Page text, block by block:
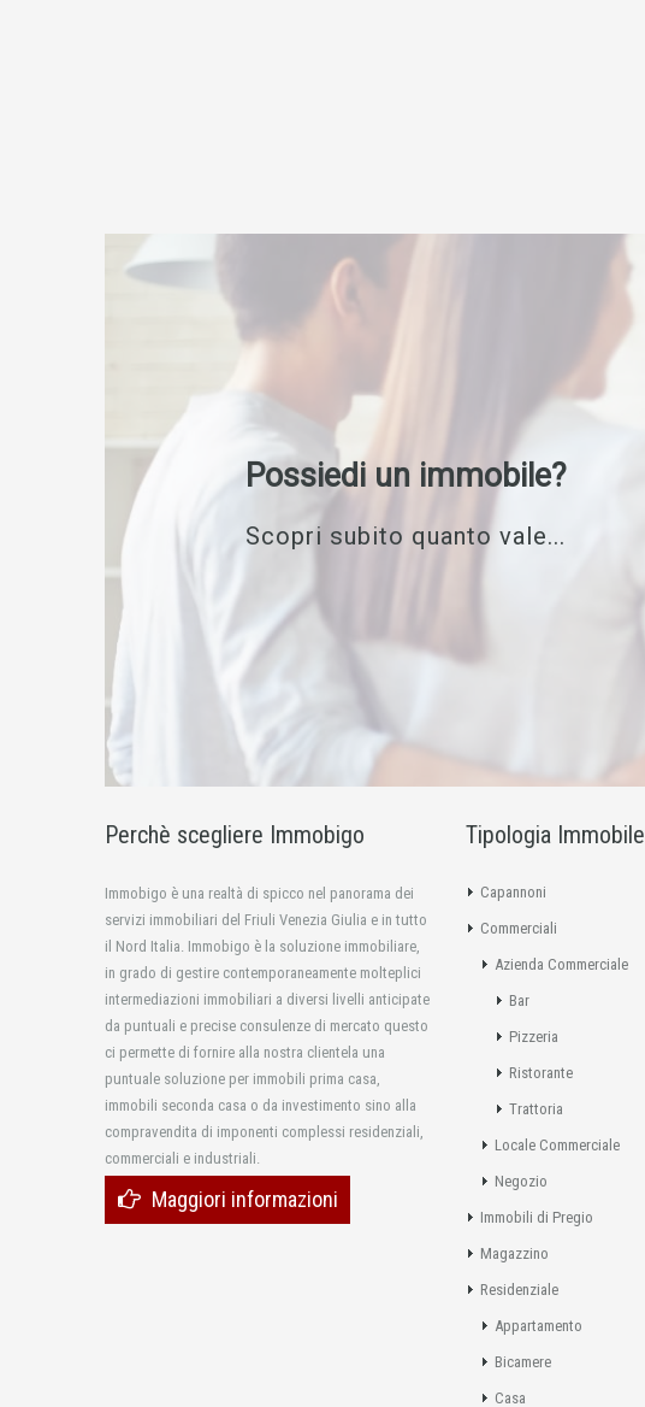
Possiedi un immobile?
Scopri subito quanto vale...
Perchè scegliere Immobigo
Immobigo è una realtà di spicco nel panorama dei
servizi immobiliari del Friuli Venezia Giulia e in tutto
il Nord Italia. Immobigo è la soluzione immobiliare,
in grado di gestire contemporaneamente molteplici
intermediazioni immobiliari a diversi livelli anticipate
da puntuali e precise consulenze di mercato questo
ci permette di fornire alla nostra clientela una
puntuale soluzione per immobili prima casa,
immobili seconda casa o da investimento sino alla
compravendita di imponenti complessi residenziali,
commerciali e industriali.
Maggiori informazioni
Tipologia Immobile
Capannoni
Commerciali
Azienda Commerciale
Bar
Pizzeria
Ristorante
Trattoria
Locale Commerciale
Negozio
Immobili di Pregio
Magazzino
Residenziale
Appartamento
Bicamere
Casa